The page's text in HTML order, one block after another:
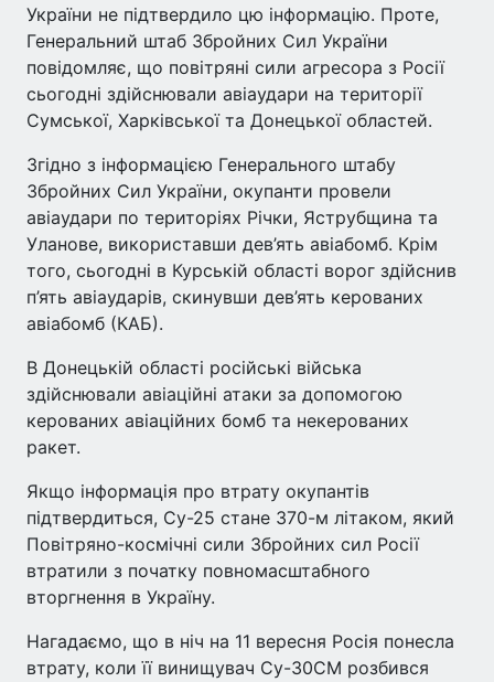
України не підтвердило цю інформацію. Проте,
Генеральний штаб Збройних Сил України
повідомляє, що повітряні сили агресора з Росії
сьогодні здійснювали авіаудари на території
Сумської, Харківської та Донецької областей.
Згідно з інформацією Генерального штабу
Збройних Сил України, окупанти провели
авіаудари по територіях Річки, Яструбщина та
Уланове, використавши дев’ять авіабомб. Крім
того, сьогодні в Курській області ворог здійснив
п’ять авіаударів, скинувши дев’ять керованих
авіабомб (КАБ).
В Донецькій області російські війська
здійснювали авіаційні атаки за допомогою
керованих авіаційних бомб та некерованих
ракет.
Якщо інформація про втрату окупантів
підтвердиться, Су-25 стане 370-м літаком, який
Повітряно-космічні сили Збройних сил Росії
втратили з початку повномасштабного
вторгнення в Україну.
Нагадаємо, що в ніч на 11 вересня Росія понесла
втрату, коли її винищувач Су-30СМ розбився